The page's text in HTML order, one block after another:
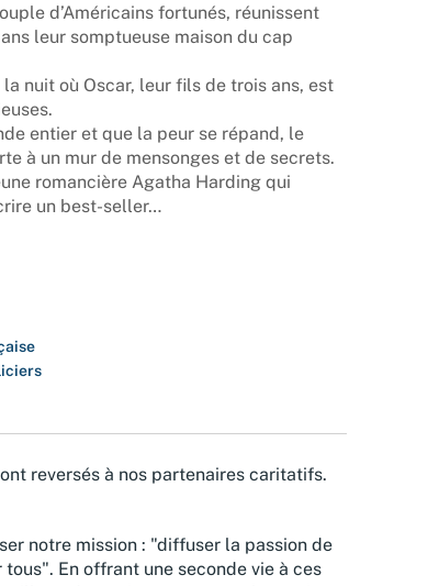
d’Américains fortunés, réunissent
leur somptueuse maison du cap
nuit où Oscar, leur fils de trois ans, est
entier et que la peur se répand, le
à un mur de mensonges et de secrets.
romancière Agatha Harding qui
un best-seller…
reversés à nos partenaires caritatifs.
notre mission : "diffuser la passion de
En offrant une seconde vie à ces